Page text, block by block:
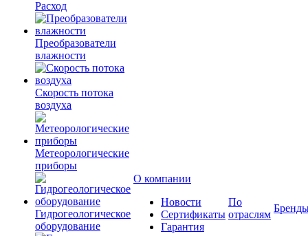
Расход
Преобразователи
влажности
Скорость потока
воздуха
Метеорологические
приборы
Гидрогеологическое
оборудование
О компании
Новости
Сертификаты
Гарантия
По
отраслям